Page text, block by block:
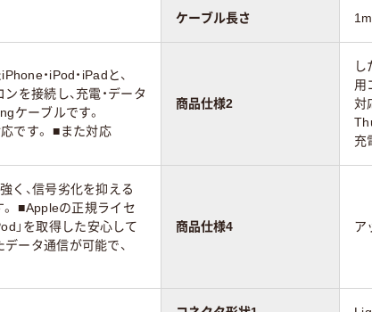
ケーブル長さ 1m
・iPod・iPadと、
を接続し、充電・データ
ケーブルです。
です。 ■また対応
商品仕様2
し
用
対
充
く、信号劣化を抑える
■Appleの正規ライセ
」を取得した安心して
ータ通信が可能で、
商品仕様4 ア